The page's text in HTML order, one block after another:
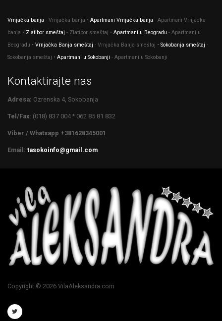
Vrnjačka banja - Vrnjačka banja • Apartmani Vrnjačka banja - Apartmani Vrnjacka
banja • Zlatibor smeštaj - Zlatibor smeštaj • Apartmani u Beogradu - Apartmani u
Beogradu • Vrnjačka Banja smeštaj - Vrnjačka Banja smeštaj • Sokobanja smeštaj -
Sokobanja smeštaj • Apartmani u Sokobanji - Apartmani u Sokobanji
Kontaktirajte nas
Adresa: Ozrenska 4, Sokobanja
Tel/Fax: (018) 837 004 * 062 85 81 832
Viber / Whatsapp +381628345001
Email: tasokoinfo@gmail.com
Copyright © 2026 VilaAleksandra.com